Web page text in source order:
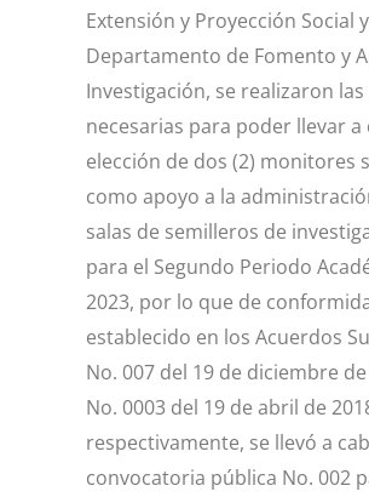
Extensión y Proyección Social
Departamento de Fomento y
Investigación, se realizaron las
necesarias para poder llevar a
elección de dos (2) monitores
como apoyo a la
salas de semilleros de
para el Segundo Periodo
2023, por lo que de
establecido en los Acuerdos
No. 007 del 19 de diciembre
No. 0003 del 19 de abril de
respectivamente, se llevó a
convocatoria pública No. 002